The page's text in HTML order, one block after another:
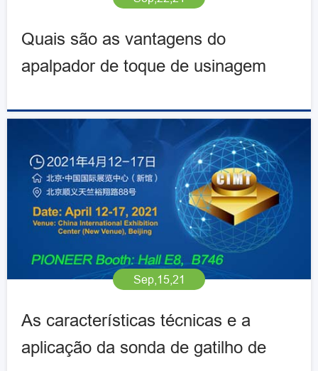
Quais são as vantagens do
apalpador de toque de usinagem
Sep,15,21
As características técnicas e a
aplicação da sonda de gatilho de